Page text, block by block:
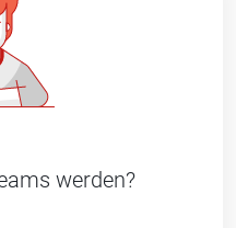
werden?